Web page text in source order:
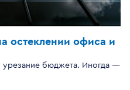
остеклении офиса и
бюджета. Иногда —